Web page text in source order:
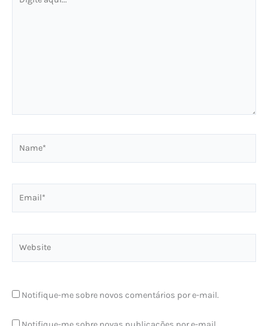
aqui...
Notifique-me sobre novos comentários por e-mail.